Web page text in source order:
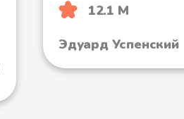
12.1 М
Эдуард Успенский